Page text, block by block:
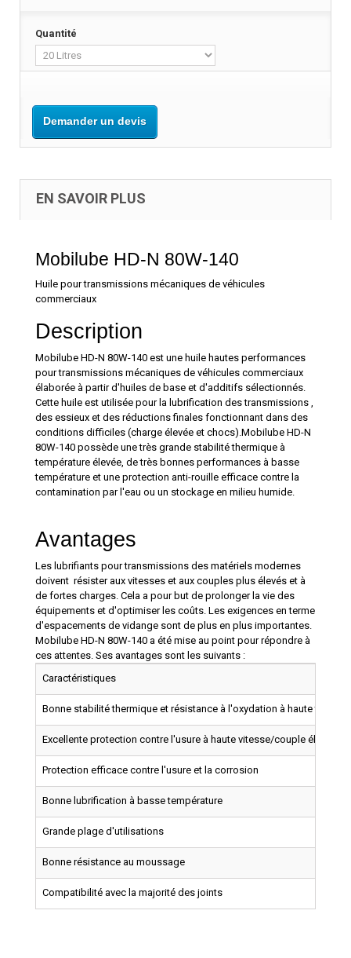
Quantité
Demander un devis
EN SAVOIR PLUS
Mobilube HD-N 80W-140
Huile pour transmissions mécaniques de véhicules
commerciaux
Description
Mobilube HD-N 80W-140 est une huile hautes performances
pour transmissions mécaniques de véhicules commerciaux
élaborée à partir d'huiles de base et d'additifs sélectionnés.
Cette huile est utilisée pour la lubrification des transmissions ,
des essieux et des réductions finales fonctionnant dans des
conditions difficiles (charge élevée et chocs).Mobilube HD-N
80W-140 possède une très grande stabilité thermique à
température élevée, de très bonnes performances à basse
température et une protection anti-rouille efficace contre la
contamination par l'eau ou un stockage en milieu humide.
Avantages
Les lubrifiants pour transmissions des matériels modernes
doivent résister aux vitesses et aux couples plus élevés et à
de fortes charges. Cela a pour but de prolonger la vie des
équipements et d'optimiser les coûts. Les exigences en terme
d'espacements de vidange sont de plus en plus importantes.
Mobilube HD-N 80W-140 a été mise au point pour répondre à
ces attentes. Ses avantages sont les suivants :
Caractéristiques
Bonne stabilité thermique et résistance à l'oxydation à haute
Excellente protection contre l'usure à haute vitesse/couple élevé
Protection efficace contre l'usure et la corrosion
Bonne lubrification à basse température
Grande plage d'utilisations
Bonne résistance au moussage
Compatibilité avec la majorité des joints